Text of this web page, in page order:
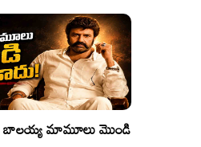
బాలయ్య మామూలు మొండి